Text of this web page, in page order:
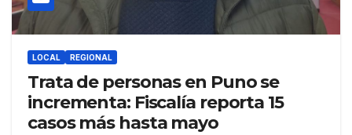
LOCAL REGIONAL
Trata de personas en Puno se
incrementa: Fiscalía reporta 15
casos más hasta mayo